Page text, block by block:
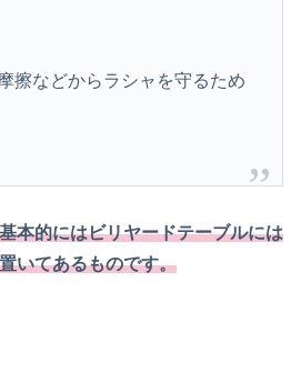
擦などからラシャを守るため
本的にはビリヤードテーブルには
いてあるものです。